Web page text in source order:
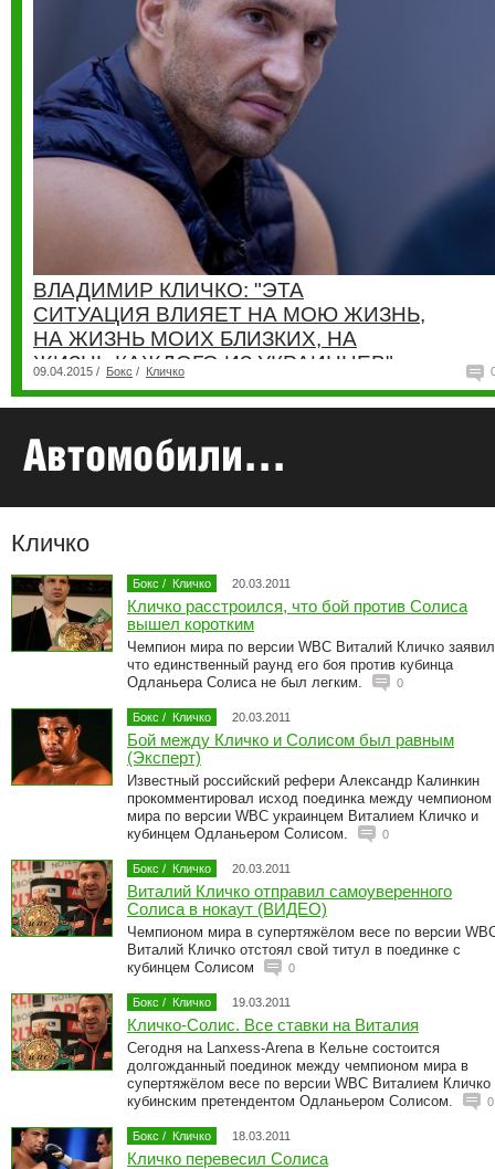
ВЛАДИМИР КЛИЧКО: "ЭТА
СИТУАЦИЯ ВЛИЯЕТ НА МОЮ ЖИЗНЬ,
НА ЖИЗНЬ МОИХ БЛИЗКИХ, НА
ЖИЗНЬ КАЖДОГО ИЗ УКРАИНЦЕВ"
09.04.2015 / Бокс / Кличко
Кличко
Бокс / Кличко 20.03.2011
Кличко расстроился, что бой против Солиса
вышел коротким
Чемпион мира по версии WBC Виталий Кличко
что единственный раунд его боя против кубинца
Одланьера Солиса не был легким.
0
Бокс / Кличко 20.03.2011
Бой между Кличко и Солисом был равным
(Эксперт)
Известный российский рефери Александр Калинкин
прокомментировал исход поединка между чемпионом
мира по версии WBC украинцем Виталием Кличко и
кубинцем Одланьером Солисом.
0
Бокс / Кличко 20.03.2011
Виталий Кличко отправил самоуверенного
Солиса в нокаут (ВИДЕО)
Чемпионом мира в супертяжёлом весе по версии
Виталий Кличко отстоял свой титул в поединке с
кубинцем Солисом
0
Бокс / Кличко 19.03.2011
Кличко-Солис. Все ставки на Виталия
Сегодня на Lanxess-Arena в Кельне состоится
долгожданный поединок между чемпионом мира в
супертяжёлом весе по версии WBC Виталием Кличко
кубинским претендентом Одланьером Солисом.
0
Бокс / Кличко 18.03.2011
Кличко перевесил Солиса